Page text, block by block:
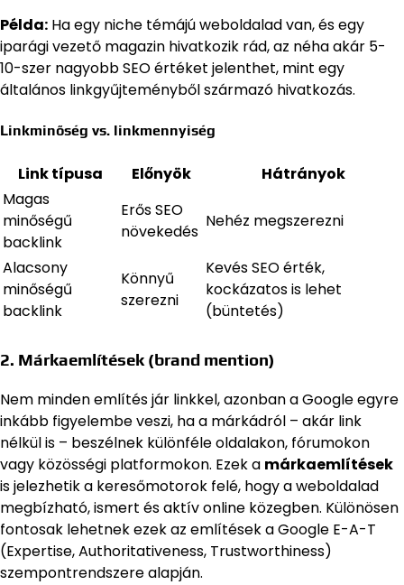
Példa: Ha egy niche témájú weboldalad van, és egy
iparági vezető magazin hivatkozik rád, az néha akár 5-
10-szer nagyobb SEO értéket jelenthet, mint egy
általános linkgyűjteményből származó hivatkozás.
Linkminőség vs. linkmennyiség
Link típusa Előnyök
Hátrányok
Magas
minőségű
backlink
Erős SEO
növekedés
Nehéz megszerezni
Alacsony
minőségű
backlink
Könnyű
szerezni
Kevés SEO érték,
kockázatos is lehet
(büntetés)
2. Márkaemlítések (brand mention)
Nem minden említés jár linkkel, azonban a Google egyre
inkább figyelembe veszi, ha a márkádról – akár link
nélkül is – beszélnek különféle oldalakon, fórumokon
vagy közösségi platformokon. Ezek a márkaemlítések
is jelezhetik a keresőmotorok felé, hogy a weboldalad
megbízható, ismert és aktív online közegben. Különösen
fontosak lehetnek ezek az említések a Google E-A-T
(Expertise, Authoritativeness, Trustworthiness)
szempontrendszere alapján.